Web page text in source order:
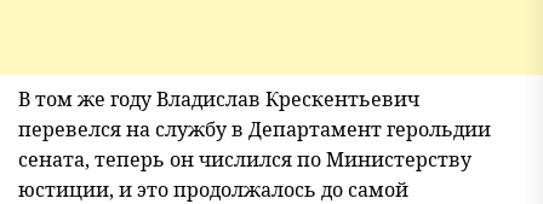
В том же году Владислав Крескентьевич
перевелся на службу в Департамент герольдии
сената, теперь он числился по Министерству
юстиции, и это продолжалось до самой